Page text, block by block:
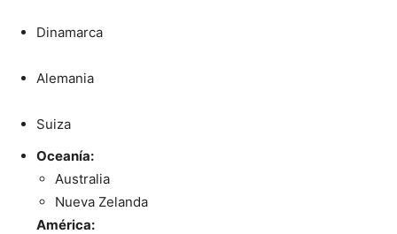
Dinamarca
Alemania
Suiza
Oceanía:
Australia
Nueva Zelanda
América: